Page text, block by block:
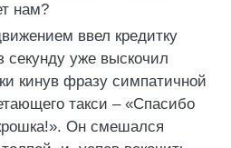
нам?
ввел кредитку
уже выскочил
кинув фразу симпатичной
такси – «Спасибо
Он смешался